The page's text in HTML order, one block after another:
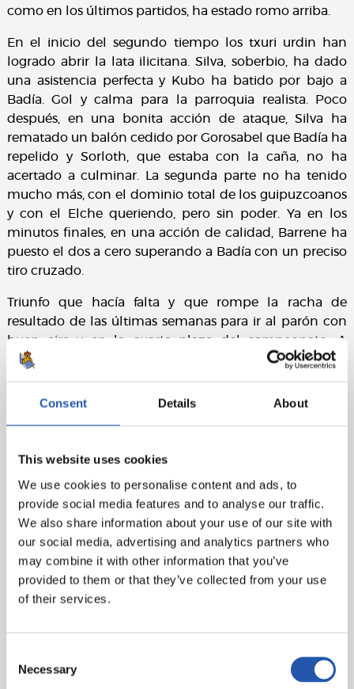
Consent Details About
This website uses cookies
We use cookies to personalise content and ads, to
provide social media features and to analyse our traffic.
We also share information about your use of our site with
our social media, advertising and analytics partners who
may combine it with other information that you’ve
provided to them or that they’ve collected from your use
of their services.
Selection
Necessary
como en los últimos partidos, ha estado romo arriba.
En el inicio del segundo tiempo los txuri urdin han
logrado abrir la lata ilicitana. Silva, soberbio, ha dado
una asistencia perfecta y Kubo ha batido por bajo a
Badía. Gol y calma para la parroquia realista. Poco
después, en una bonita acción de ataque, Silva ha
rematado un balón cedido por Gorosabel que Badía ha
repelido y Sorloth, que estaba con la caña, no ha
acertado a culminar. La segunda parte no ha tenido
mucho más, con el dominio total de los guipuzcoanos
y con el Elche queriendo, pero sin poder. Ya en los
minutos finales, en una acción de calidad, Barrene ha
puesto el dos a cero superando a Badía con un preciso
tiro cruzado.
Triunfo que hacía falta y que rompe la racha de
resultado de las últimas semanas para ir al parón con
buen aire y en la cuarta plaza del campeonato. A
cargar pilas ahora. Aurrera, Reala!
Real Sociedad: Remiro, Gorosabel, Zubeldia, Le
Zubimendi, Silva (Guevara, min.79), Brais Méndez, Take
(Cho, min.79) y Sorloth (Oyarzabal, min.64).
Elche CF: Edgar Badía, Palacios (Carmona, min.78),
Verdú (cap)(Bigas, min.62), Diego González, Clerc
(Blanco, min.78), Mascarell, Gumbau, Tete Morente,
Nteka (Ponce, min.62), Fidel (Josan, min.83) y Lucas
Boyé.
locales Brais Méndez y Zubimendi y al visitante Tete